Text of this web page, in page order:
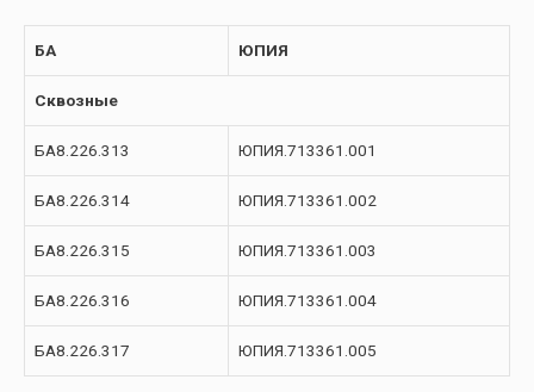
БА ЮПИЯ
Сквозные
БА8.226.313 ЮПИЯ.713361.001
БА8.226.314 ЮПИЯ.713361.002
БА8.226.315 ЮПИЯ.713361.003
БА8.226.316 ЮПИЯ.713361.004
БА8.226.317 ЮПИЯ.713361.005